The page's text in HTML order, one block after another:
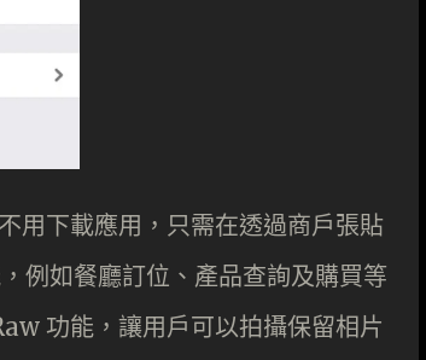
用下載應用，只需在透過商戶張貼
例如餐廳訂位、產品查詢及購買等
功能，讓用戶可以拍攝保留相片